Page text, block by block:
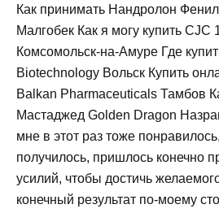
Как принимать Нандролон
Малгобек Как я могу купить
Комсомольск-на-Амуре Где
Biotechnology Вольск Купить
Balkan Pharmaceuticals Тамбов
Мастаджед Golden Dragon
мне в этот раз тоже
получилось, пришлось конечно
усилий, чтобы достичь
конечный результат по-моему